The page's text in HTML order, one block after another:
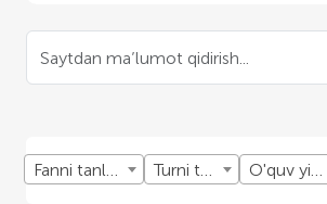
Fanni tanlang Turni tanlang O'quv yillini tanlang